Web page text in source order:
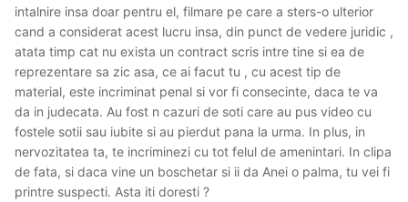
intalnire insa doar pentru el, filmare pe care a sters-o ulterior
cand a considerat acest lucru insa, din punct de vedere juridic ,
atata timp cat nu exista un contract scris intre tine si ea de
reprezentare sa zic asa, ce ai facut tu , cu acest tip de
material, este incriminat penal si vor fi consecinte, daca te va
da in judecata. Au fost n cazuri de soti care au pus video cu
fostele sotii sau iubite si au pierdut pana la urma. In plus, in
nervozitatea ta, te incriminezi cu tot felul de amenintari. In clipa
de fata, si daca vine un boschetar si ii da Anei o palma, tu vei fi
printre suspecti. Asta iti doresti ?